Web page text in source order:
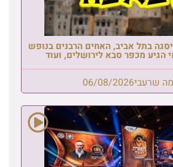
בתל אביב, האחים הרבנים בנופש
הגיע מכפר סבא לירושלים, ועוד
שרעבי06/08/2026